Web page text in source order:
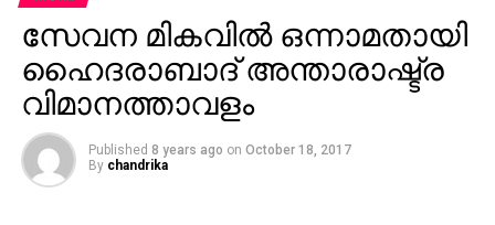
സേവന മികവില്‍ ഒന്നാമതായി
ഹൈദരാബാദ് അന്താരാഷ്ട്ര
വിമാനത്താവളം
Published 8 years ago on October 18, 2017
By chandrika